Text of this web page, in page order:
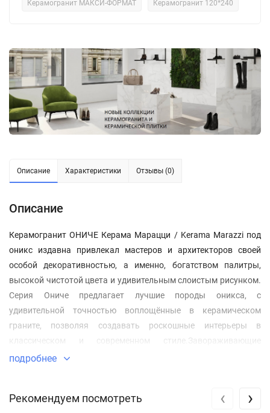
Керамогранит МАКСИ-ФОРМАТ Керамогранит 120*240
Описание Характеристики Отзывы (0)
Описание
Керамогранит ОНИЧЕ Керама Марацци / Kerama Marazzi под
оникс издавна привлекал мастеров и архитекторов своей
особой декоративностью, а именно, богатством палитры,
высокой чистотой цвета и удивительным слоистым рисунком.
Серия Ониче предлагает лучшие породы оникса, с
удивительной точностью воплощённые в керамическом
граните, позволяя создавать роскошные интерьеры в
классическом и современном стиле.Завораживающие
разноцветные слои оникса запечатлены в крупноформатном
доминантой при укладке на пол, или, если использовать
подробнее
Рекомендуем посмотреть ‹ ›